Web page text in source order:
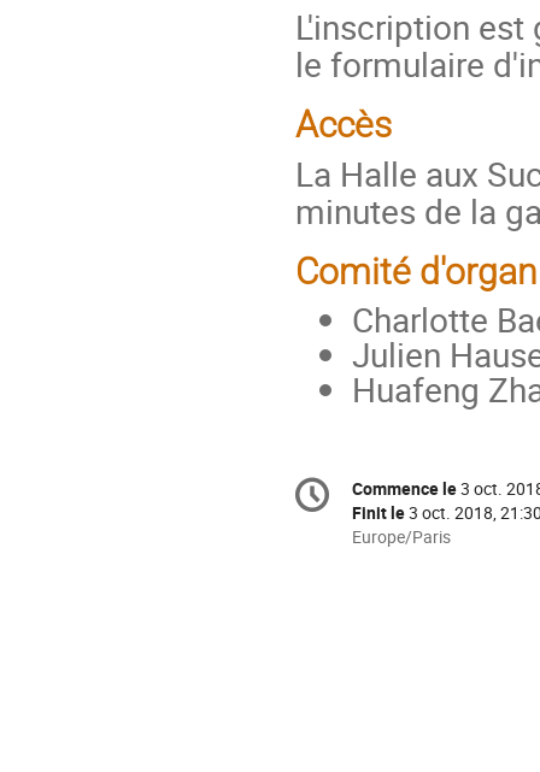
L'inscription
le formulaire
Accès
La Halle aux
minutes de la
Comité
Charlotte
Julien
Huafeng
Information
de
Date/Heure
Commence le3 oct.
Finit le3 oct. 2018,
Toutes
Europe/Paris